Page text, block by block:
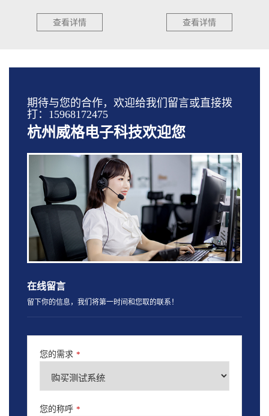
查看详情 查看详情
期待与您的合作，欢迎给我们留言或直接拨
打：15968172475
杭州威格电子科技欢迎您
在线留言
留下你的信息，我们将第一时间和您取的联系！
您的需求 *
您的称呼 *